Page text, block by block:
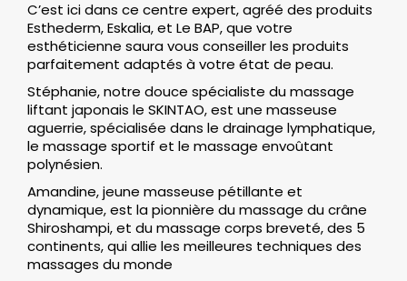
C’est ici dans ce centre expert, agréé des produits
Esthederm, Eskalia, et Le BAP, que votre
esthéticienne saura vous conseiller les produits
parfaitement adaptés à votre état de peau.
Stéphanie, notre douce spécialiste du massage
liftant japonais le SKINTAO, est une masseuse
aguerrie, spécialisée dans le drainage lymphatique,
le massage sportif et le massage envoûtant
polynésien.
Amandine, jeune masseuse pétillante et
dynamique, est la pionnière du massage du crâne
Shiroshampi, et du massage corps breveté, des 5
continents, qui allie les meilleures techniques des
massages du monde